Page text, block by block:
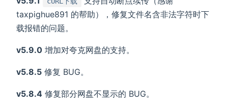
taxpighue891 的帮助），修复文件名含非法字符时下
载报错的问题。
v5.9.0 增加对夸克网盘的支持。
v5.8.5 修复 BUG。
v5.8.4 修复部分网盘不显示的 BUG。